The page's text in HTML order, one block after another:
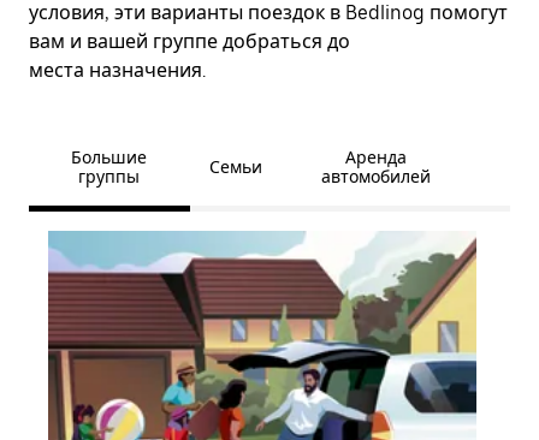
условия, эти варианты поездок в Bedlinog помогут
вам и вашей группе добраться до
места назначения.
Большие
группы
Семьи
Аренда
автомобилей